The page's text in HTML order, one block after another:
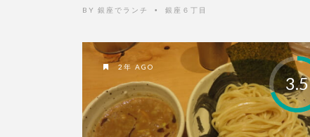
BY 銀座でランチ • 銀座６丁目
3.5
2年 AGO